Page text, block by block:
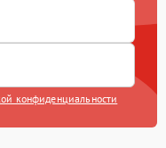
конфиденциальности